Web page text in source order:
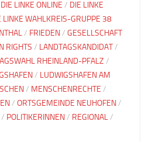
DIE LINKE ONLINE / DIE LINKE
LINKE WAHLKREIS-GRUPPE 38
/ FRIEDEN/ GESELLSCHAFT
RIGHTS / LANDTAGSKANDIDAT/
RHEINLAND-PFALZ /
/ LUDWIGSHAFEN AM
/ MENSCHENRECHTE /
/ ORTSGEMEINDE NEUHOFEN/
/ POLITIKERINNEN/ REGIONAL/